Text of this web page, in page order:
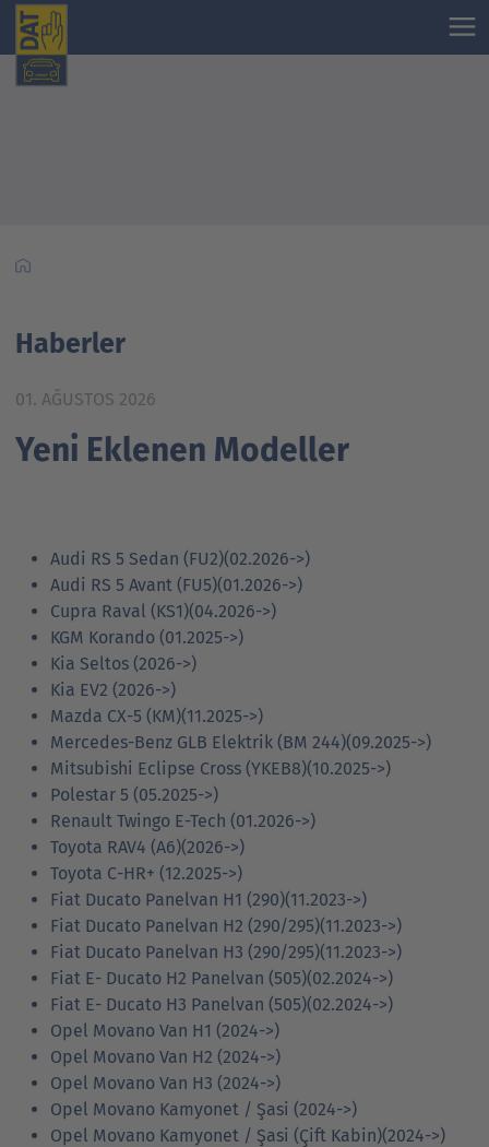
Haberler
01. AĞUSTOS 2026
Yeni Eklenen Modeller
Audi RS 5 Sedan (FU2)(02.2026->)
Audi RS 5 Avant (FU5)(01.2026->)
Cupra Raval (KS1)(04.2026->)
KGM Korando (01.2025->)
Kia Seltos (2026->)
Kia EV2 (2026->)
Mazda CX-5 (KM)(11.2025->)
Mercedes-Benz GLB Elektrik (BM 244)(09.2025->)
Mitsubishi Eclipse Cross (YKEB8)(10.2025->)
Polestar 5 (05.2025->)
Renault Twingo E-Tech (01.2026->)
Toyota RAV4 (A6)(2026->)
Toyota C-HR+ (12.2025->)
Fiat Ducato Panelvan H1 (290)(11.2023->)
Fiat Ducato Panelvan H2 (290/295)(11.2023->)
Fiat Ducato Panelvan H3 (290/295)(11.2023->)
Fiat E- Ducato H2 Panelvan (505)(02.2024->)
Fiat E- Ducato H3 Panelvan (505)(02.2024->)
Opel Movano Van H1 (2024->)
Opel Movano Van H2 (2024->)
Opel Movano Van H3 (2024->)
Opel Movano Kamyonet / Şasi (2024->)
Opel Movano Kamyonet / Şasi (Çift Kabin)(2024->)